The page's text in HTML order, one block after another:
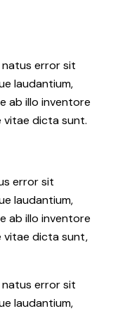
error sit
laudantium,
ab illo inventore
dicta sunt.
error sit
laudantium,
ab illo inventore
dicta sunt,
error sit
laudantium,